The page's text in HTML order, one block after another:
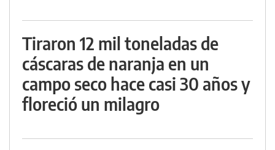
Tiraron 12 mil toneladas de
cáscaras de naranja en un
campo seco hace casi 30 años y
floreció un milagro